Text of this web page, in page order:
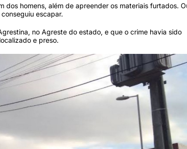
dos homens, além de apreender os materiais furtados.
escapar.
no Agreste do estado, e que o crime havia sido
e preso.